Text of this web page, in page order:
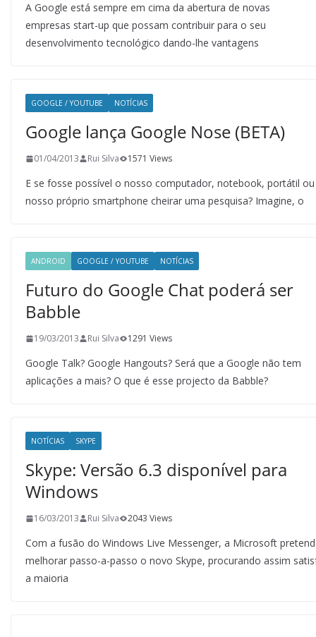
A Google está sempre em cima da abertura de novas
empresas start-up que possam contribuir para o seu
desenvolvimento tecnológico dando-lhe vantagens
GOOGLE / YOUTUBE NOTÍCIAS
Google lança Google Nose (BETA)
01/04/2013 Rui Silva 1571 Views
E se fosse possível o nosso computador, notebook, portátil
nosso próprio smartphone cheirar uma pesquisa? Imagine, o
ANDROID GOOGLE / YOUTUBE NOTÍCIAS
Futuro do Google Chat poderá ser
Babble
19/03/2013 Rui Silva 1291 Views
Google Talk? Google Hangouts? Será que a Google não tem
aplicações a mais? O que é esse projecto da Babble?
NOTÍCIAS SKYPE
Skype: Versão 6.3 disponível para
Windows
16/03/2013 Rui Silva 2043 Views
Com a fusão do Windows Live Messenger, a Microsoft
melhorar passo-a-passo o novo Skype, procurando assim
a maioria